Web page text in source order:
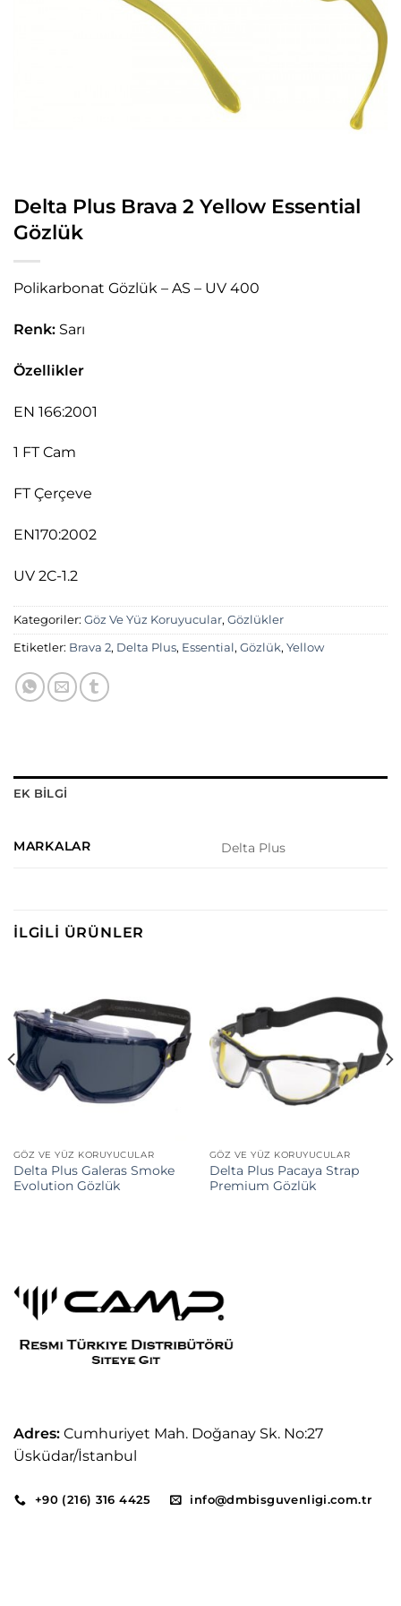
Delta Plus Brava 2 Yellow Essential
Gözlük
Polikarbonat Gözlük – AS – UV 400
Renk: Sarı
Özellikler
EN 166:2001
1 FT Cam
FT Çerçeve
EN170:2002
UV 2C-1.2
Kategoriler: Göz Ve Yüz Koruyucular, Gözlükler
Etiketler: Brava 2, Delta Plus, Essential, Gözlük, Yellow
EK BILGI
MARKALAR Delta Plus
İLGILI ÜRÜNLER
GÖZ VE YÜZ KORUYUCULAR
Delta Plus Galeras Smoke
Evolution Gözlük
GÖZ VE YÜZ KORUYUCULAR
Delta Plus Pacaya Strap
Premium Gözlük
Adres: Cumhuriyet Mah. Doğanay Sk. No:27
Üsküdar/İstanbul
+90 (216) 316 4425 info@dmbisguvenligi.com.tr